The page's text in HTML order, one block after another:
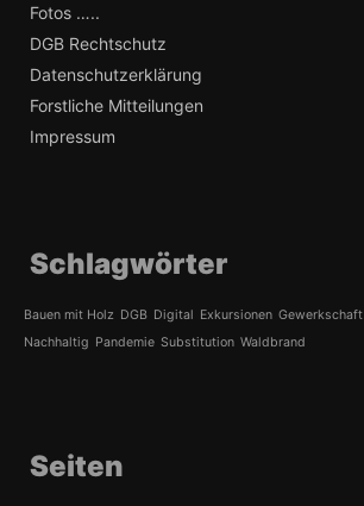
Fotos …..
DGB Rechtschutz
Datenschutzerklärung
Forstliche Mitteilungen
Impressum
Schlagwörter
Bauen mit Holz DGB Digital Exkursionen Gewerkschaft
Nachhaltig Pandemie Substitution Waldbrand
Seiten